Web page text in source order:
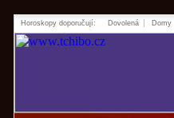
Horoskopy doporučují: Dovolená Domy